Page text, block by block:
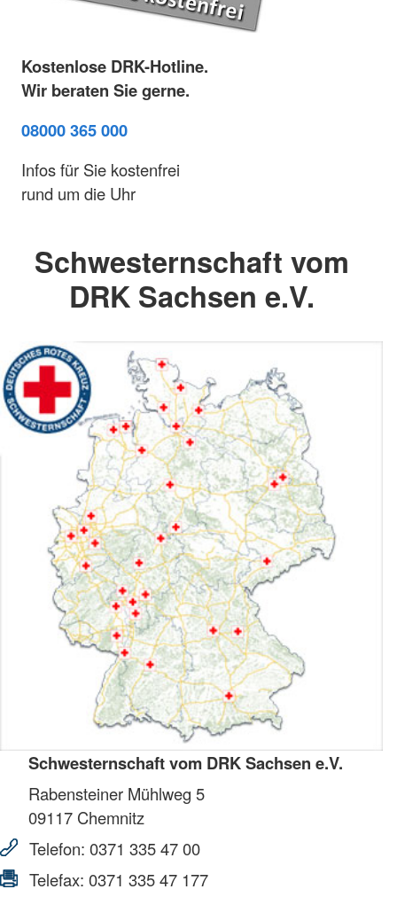
Kostenlose DRK-Hotline.
Wir beraten Sie gerne.
08000 365 000
Infos für Sie kostenfrei
rund um die Uhr
Schwesternschaft vom
DRK Sachsen e.V.
Schwesternschaft vom DRK Sachsen e.V.
Rabensteiner Mühlweg 5
09117 Chemnitz
Telefon: 0371 335 47 00
Telefax: 0371 335 47 177